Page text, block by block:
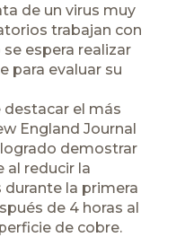
de un virus muy
trabajan con
espera realizar
para evaluar su
el más
England Journal
demostrar
al reducir la
durante la primera
de 4 horas al
de cobre.